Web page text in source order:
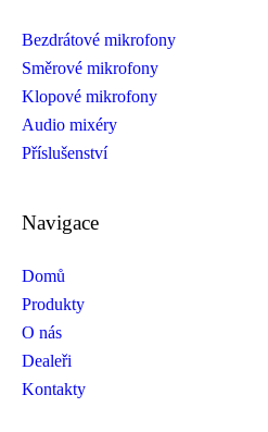
Bezdrátové mikrofony
Směrové mikrofony
Klopové mikrofony
Audio mixéry
Příslušenství
Navigace
Domů
Produkty
O nás
Dealeři
Kontakty